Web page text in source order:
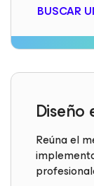
BUSCAR
Reúna el